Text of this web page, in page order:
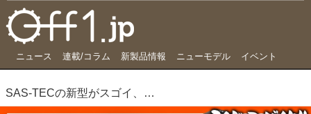
ニュース 連載/コラム 新製品情報 ニューモデル イベント
SAS-TECの新型がスゴイ、着心地抜群のDAYTONAインナープロテクター